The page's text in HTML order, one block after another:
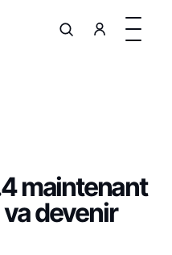
maintenant
devenir